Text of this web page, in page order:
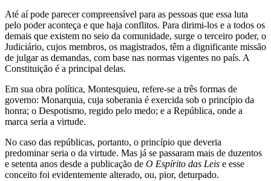
Até aí pode parecer compreensível para as pessoas que essa luta
pelo poder aconteça e que haja conflitos. Para dirimi-los e a todos os
demais que existem no seio da comunidade, surge o terceiro poder, o
Judiciário, cujos membros, os magistrados, têm a dignificante missão
de julgar as demandas, com base nas normas vigentes no país. A
Constituição é a principal delas.
Em sua obra política, Montesquieu, refere-se a três formas de
governo: Monarquia, cuja soberania é exercida sob o princípio da
honra; o Despotismo, regido pelo medo; e a República, onde a
marca seria a virtude.
No caso das repúblicas, portanto, o princípio que deveria
predominar seria o da virtude. Mas já se passaram mais de duzentos
e setenta anos desde a publicação de O Espírito das Leis e esse
conceito foi evidentemente alterado, ou, pior, deturpado.